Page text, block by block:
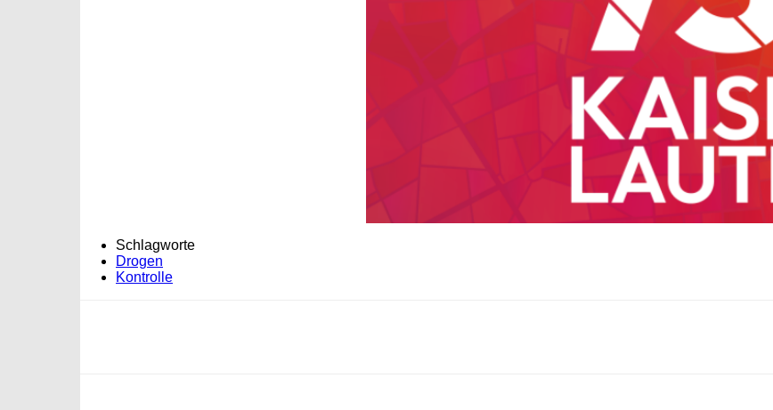
Schlagworte
Drogen
Kontrolle